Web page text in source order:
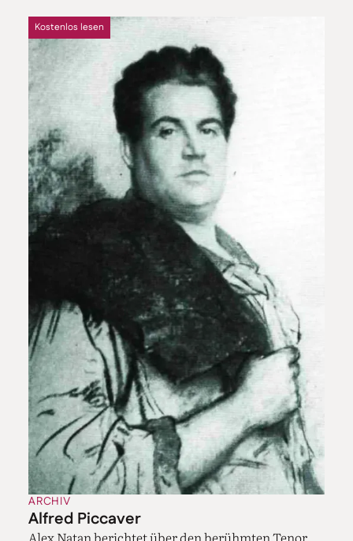
ARCHIV
Alfred Piccaver
Alex Natan berichtet über den berühmten Tenor
Kostenlos lesen